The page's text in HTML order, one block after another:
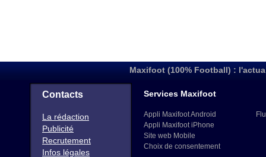
Maxifoot (100% Football) :
Contacts
La rédaction
Publicité
Recrutement
Infos légales
Services Maxifoot
Appli Maxifoot Android
Appli Maxifoot iPhone
Site web Mobile
Choix de consentement